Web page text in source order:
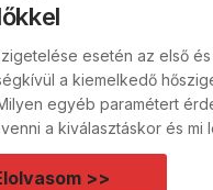
esetén az első
a kiemelkedő
egyéb paramétert
a kiválasztáskor és mi
>>